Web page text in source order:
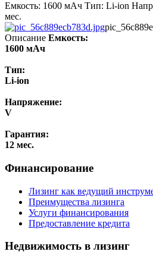
Емкость: 1600 мАч Тип: Li-ion
мес.
Описание Емкость:
1600 мАч
Тип:
Li-ion
Напряжение:
V
Гарантия:
12 мес.
Финансирование
Лизинг как ведущий
Преимущества лизинга
Услуги финансирования
Предоставление кредита
Недвижимость в лизинг